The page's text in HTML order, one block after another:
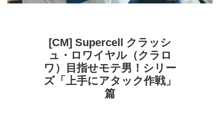
[CM] Supercell クラッシ
ュ・ロワイヤル（クラロ
ワ）目指せモテ男！シリー
ズ「上手にアタック作戦」
篇